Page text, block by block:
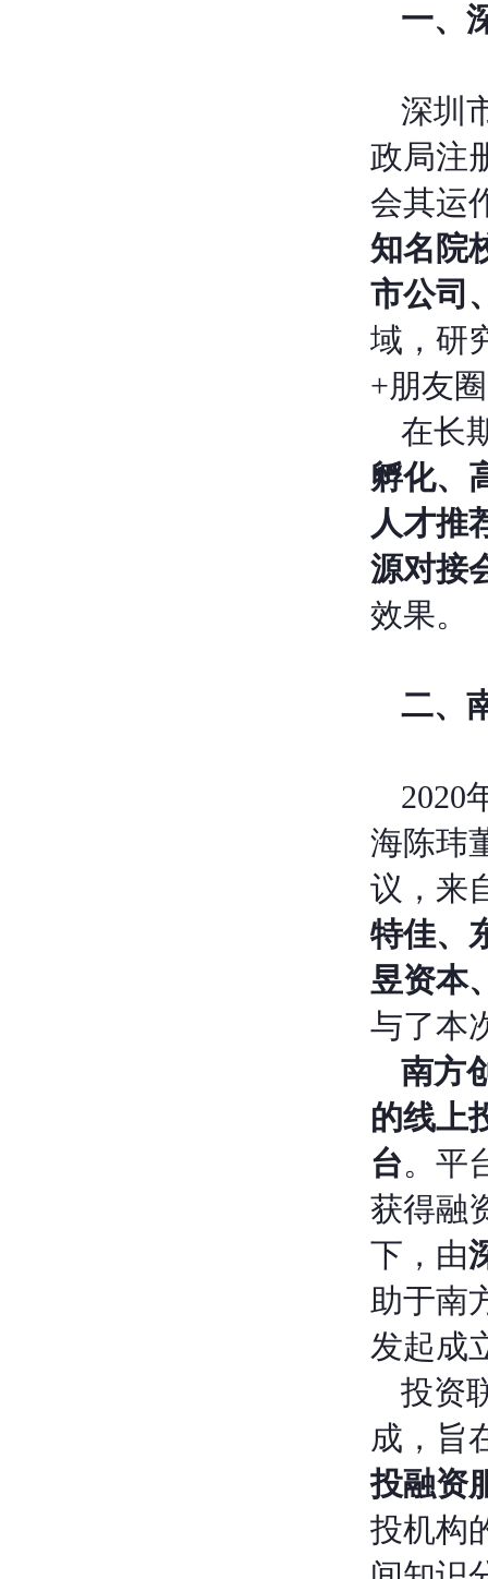
一、
深圳
政局注
会其运
知名院
市公司
域，研
+朋友
在长
孵化、
人才推
源对接
效果。
二、
2020
海陈玮
议，来
特佳、
昱资本
与了本
南方
的线上
台。平
获得融
下，由
助于南
发起成
投资
成，旨
投融资
投机构